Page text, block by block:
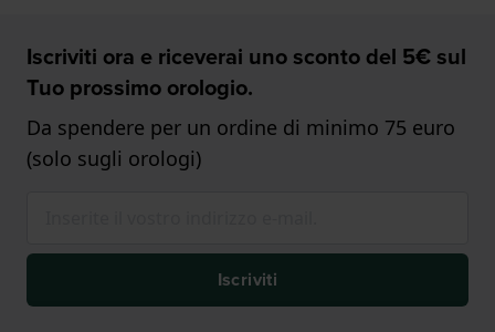
Iscriviti ora e riceverai uno sconto del 5€ sul
Tuo prossimo orologio.
Da spendere per un ordine di minimo 75 euro
(solo sugli orologi)
Iscriviti